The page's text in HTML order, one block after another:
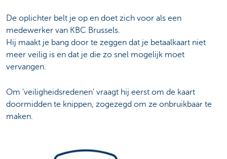
De oplichter belt je op en doet zich voor als een
medewerker van KBC Brussels.
Hij maakt je bang door te zeggen dat je betaalkaart niet
meer veilig is en dat je die zo snel mogelijk moet
vervangen.
Om 'veiligheidsredenen' vraagt hij eerst om de kaart
doormidden te knippen, zogezegd om ze onbruikbaar te
maken.